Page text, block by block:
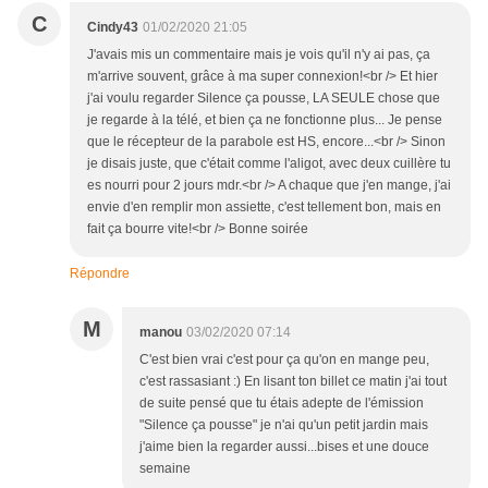
C Cindy43 01/02/2020 21:05
J'avais mis un commentaire mais je vois qu'il n'y ai pas, ça
m'arrive souvent, grâce à ma super connexion!<br /> Et hier
j'ai voulu regarder Silence ça pousse, LA SEULE chose que
je regarde à la télé, et bien ça ne fonctionne plus... Je pense
que le récepteur de la parabole est HS, encore...<br /> Sinon
je disais juste, que c'était comme l'aligot, avec deux cuillère tu
es nourri pour 2 jours mdr.<br /> A chaque que j'en mange, j'ai
envie d'en remplir mon assiette, c'est tellement bon, mais en
fait ça bourre vite!<br /> Bonne soirée
Répondre
M manou 03/02/2020 07:14
C'est bien vrai c'est pour ça qu'on en mange peu,
c'est rassasiant :) En lisant ton billet ce matin j'ai tout
de suite pensé que tu étais adepte de l'émission
"Silence ça pousse" je n'ai qu'un petit jardin mais
j'aime bien la regarder aussi...bises et une douce
semaine